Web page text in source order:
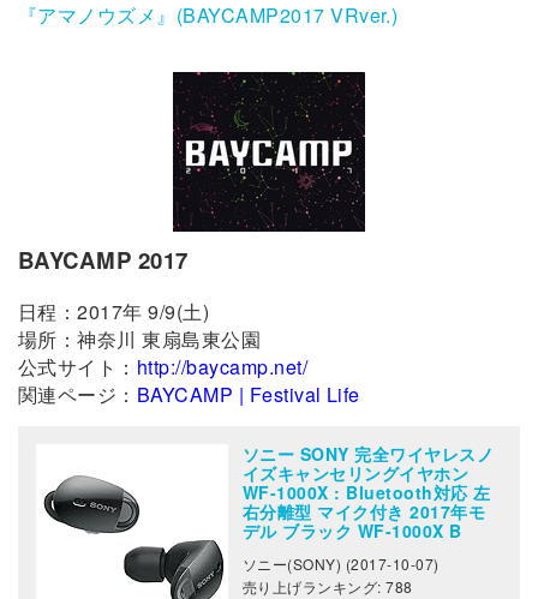
『アマノウズメ』(BAYCAMP2017 VRver.)
BAYCAMP 2017
日程：2017年 9/9(土)
場所：神奈川 東扇島東公園
公式サイト： http://baycamp.net/
関連ページ： BAYCAMP | Festival Life
ソニー SONY 完全ワイヤレスノ
イズキャンセリングイヤホン
WF-1000X : Bluetooth対応 左
右分離型 マイク付き 2017年モ
デル ブラック WF-1000X B
ソニー(SONY) (2017-10-07)
売り上げランキング: 788